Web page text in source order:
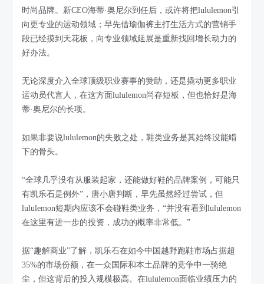
时尚品牌。新CEO海蒂·奥尼尔到任后，或许将把lululemon引
向更专业的运动领域；早先借瑜伽裤主打生活方式的营销手
段已经摸到天花板，向专业领域延展是重新找回增长动力的
好办法。
无论深度介入全球顶级职业赛事的赞助，还是撬动更多职业
运动员代言人，在这方面lululemon尚存短板，但也恰好是海
蒂·奥尼尔的长项。
如果非要说lululemon的失败之处，鞋类业务是其始终没能啃
下的骨头。
“全球几乎没有从服装起家，还能做好鞋的品牌案例，可能只
有凯乐石是例外”，唐小唐判断，早先虽然经过尝试，但
lululemon短期内应该不会碰鞋类业务，“并没有看到lululemon
在这里有进一步的投资，成功的概率非常低。”
据“趣解商业”了解，凯乐石在如今中国越野跑鞋市场占据超
35%的市场份额，在一众国际和本土品牌的竞争中一骑绝
尘，但这背后的投入规模极高。在lululemon面临业绩压力的